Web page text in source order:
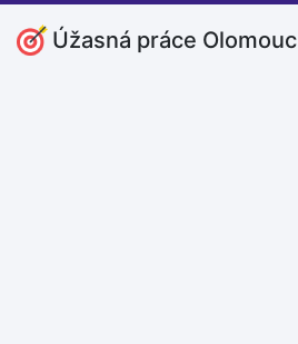
Úžasná práce Olomouc